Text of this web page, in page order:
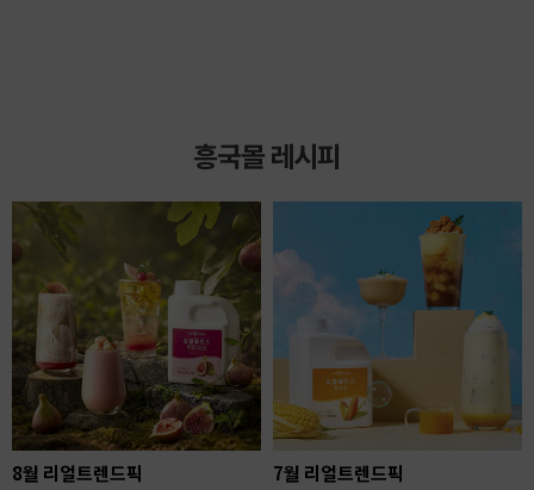
흥국몰 레시피
8월 리얼트렌드픽 7월 리얼트렌드픽